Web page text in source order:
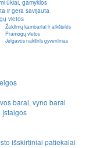
ūkiai, gamyklos
ir gera savijauta
vietos
Žaidimų kambariai ir aikštelės
Pramogų vietos
Jelgavos naktinis gyvenimas
barai, vyno barai
įstaigos
išskirtiniai patiekalai